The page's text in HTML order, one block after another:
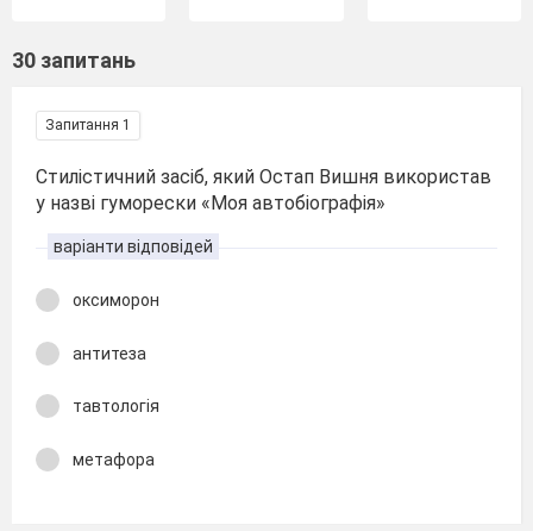
30 запитань
Запитання 1
Стилістичний засіб, який Остап Вишня використав
у назві гуморески «Моя автобіографія»
варіанти відповідей
оксиморон
антитеза
тавтологія
метафора